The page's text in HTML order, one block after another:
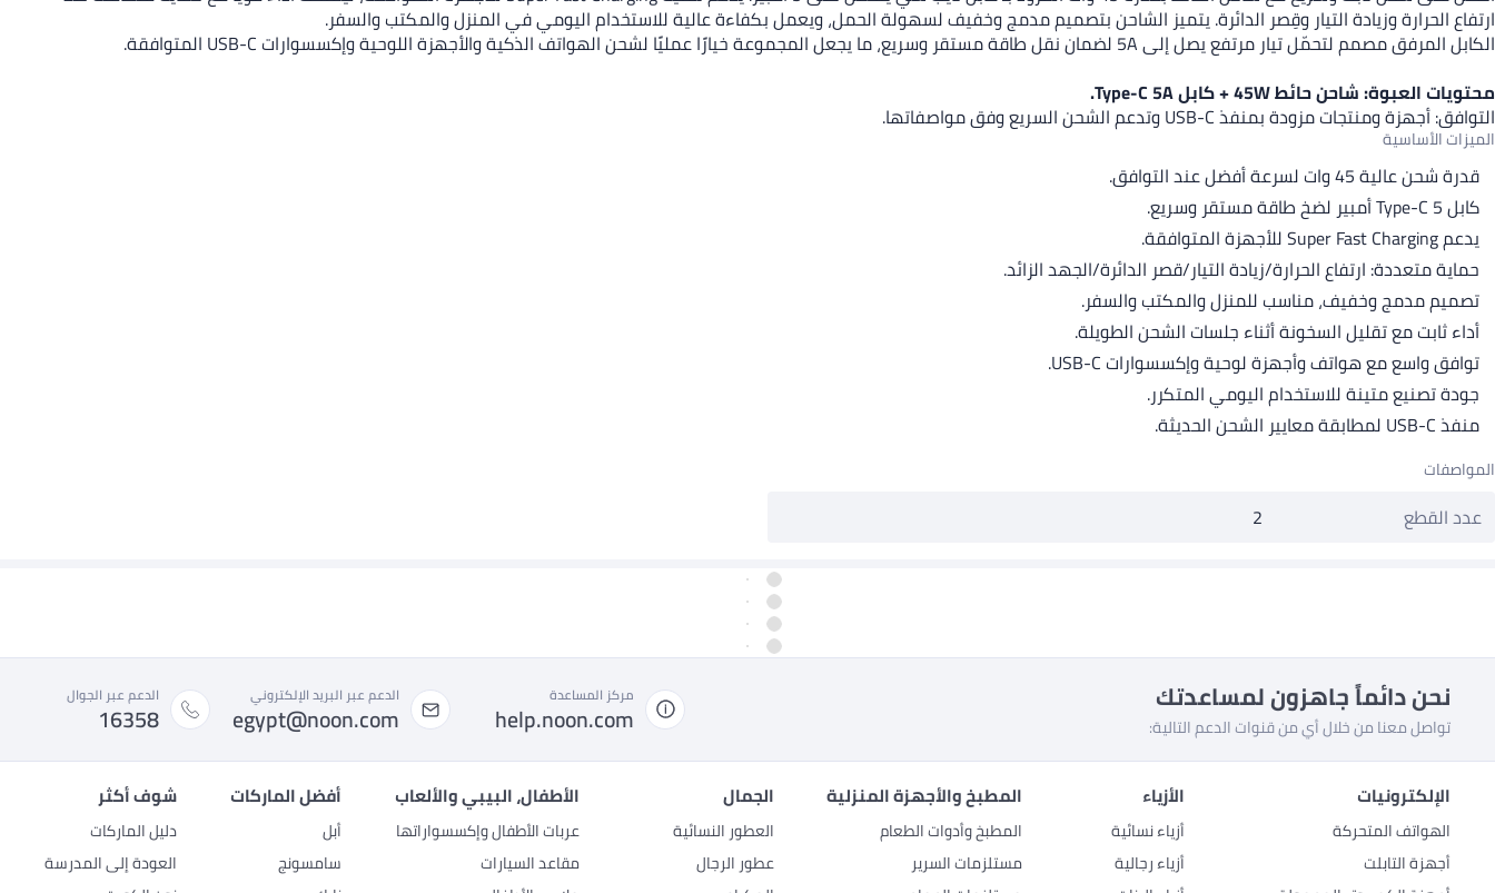
ارتفاع الحرارة وزيادة التيار وقِصر الدائرة. يتميز الشاحن بتصميم مدمج وخفيف لسهولة الحمل، ويعمل بكفاءة عالية للاستخدام اليومي في المنزل والمكتب والسفر.
الكابل المرفق مصمم لتحمّل تيار مرتفع يصل إلى 5A لضمان نقل طاقة مستقر وسريع، ما يجعل المجموعة خيارًا عمليًا لشحن الهواتف الذكية والأجهزة اللوحية وإكسسوارات USB-C المتوافقة.
محتويات العبوة: شاحن حائط 45W + كابل Type-C 5A.
التوافق: أجهزة ومنتجات مزودة بمنفذ USB-C وتدعم الشحن السريع وفق مواصفاتها.
الميزات الأساسية
قدرة شحن عالية 45 وات لسرعة أفضل عند التوافق.
كابل Type-C 5 أمبير لضخ طاقة مستقر وسريع.
يدعم Super Fast Charging للأجهزة المتوافقة.
حماية متعددة: ارتفاع الحرارة/زيادة التيار/قصر الدائرة/الجهد الزائد.
تصميم مدمج وخفيف، مناسب للمنزل والمكتب والسفر.
أداء ثابت مع تقليل السخونة أثناء جلسات الشحن الطويلة.
توافق واسع مع هواتف وأجهزة لوحية وإكسسوارات USB-C.
جودة تصنيع متينة للاستخدام اليومي المتكرر.
منفذ USB-C لمطابقة معايير الشحن الحديثة.
المواصفات
عدد القطع 2
نحن دائماً جاهزون لمساعدتك
تواصل معنا من خلال أي من قنوات الدعم التالية:
مركز المساعدة
help.noon.com
الدعم عبر البريد الإلكتروني
egypt@noon.com
الدعم عبر الجوال
16358
الإلكترونيات
الهواتف المتحركة
أجهزة التابلت
الأزياء
أزياء نسائية
أزياء رجالية
المطبخ والأجهزة المنزلية
المطبخ وأدوات الطعام
مستلزمات السرير
الجمال
العطور النسائية
عطور الرجال
الأطفال، البيبي والألعاب
عربات الأطفال وإكسسواراتها
مقاعد السيارات
أفضل الماركات
أبل
سامسونج
شوف أكثر
دليل الماركات
العودة إلى المدرسة